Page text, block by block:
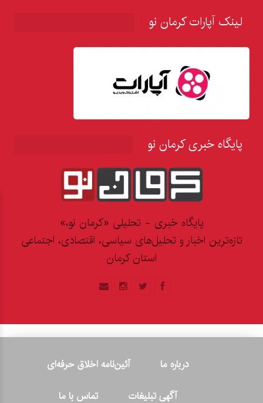
لینک آپارات کرمان نو
پایگاه خبری کرمان نو
پایگاه خبری - تحلیلی «کرمان نو،»
تازه‌ترین اخبار و تحلیل‌های سیاسی، اقتصادی، اجتماعی
استان کرمان
درباره ما
آئین‌نامه اخلاق حرفه‌ای
آگهی تبلیغات
تماس با ما